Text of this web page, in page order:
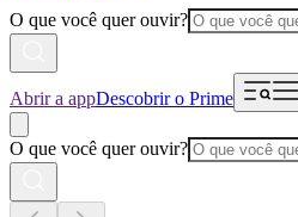
O que você quer ouvir?
Abrir a appDescobrir o Prime
O que você quer ouvir?